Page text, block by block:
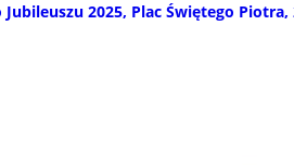
2025, Plac Świętego Piotra,